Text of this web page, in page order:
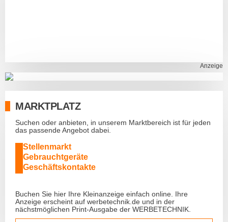
Anzeige
MARKTPLATZ
Suchen oder anbieten, in unserem Marktbereich ist für jeden
das passende Angebot dabei.
Stellenmarkt
Gebrauchtgeräte
Geschäftskontakte
Buchen Sie hier Ihre Kleinanzeige einfach online. Ihre
Anzeige erscheint auf werbetechnik.de und in der
nächstmöglichen Print-Ausgabe der WERBETECHNIK.